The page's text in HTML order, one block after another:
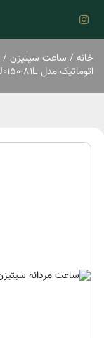
خانه / ساعت سیتیزن /
اتوماتیک مدل NJ0150-81L